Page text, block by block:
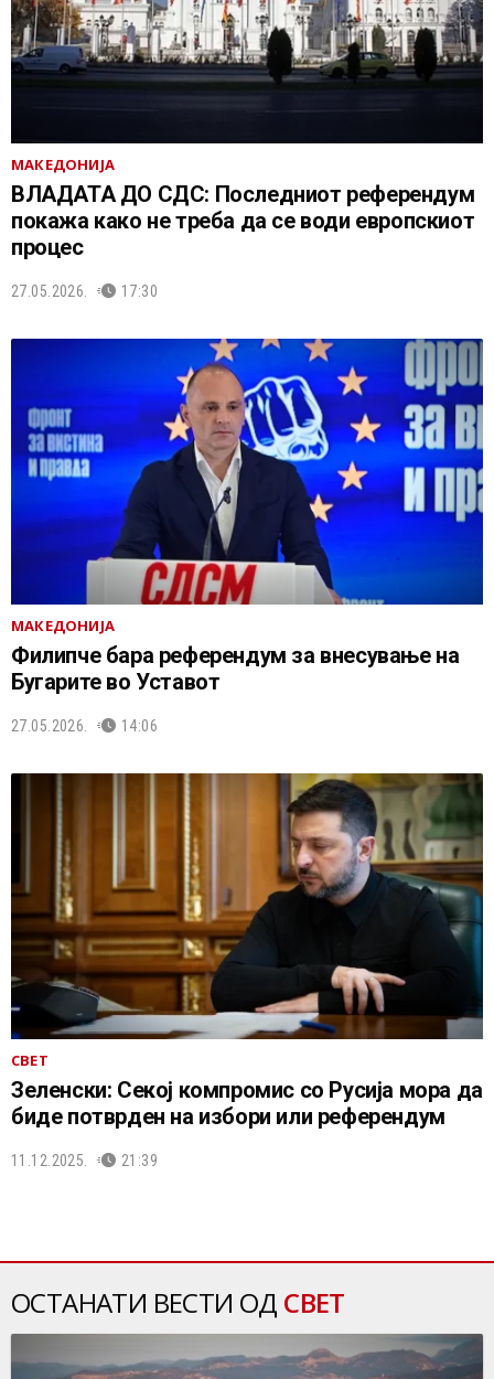
МАКЕДОНИЈА
ВЛАДАТА ДО СДС: Последниот референдум
покажа како не треба да се води европскиот
процес
27.05.2026. 17:30
МАКЕДОНИЈА
Филипче бара референдум за внесување на
Бугарите во Уставот
27.05.2026. 14:06
СВЕТ
Зеленски: Секој компромис со Русија мора да
биде потврден на избори или референдум
11.12.2025. 21:39
ОСТАНАТИ ВЕСТИ ОД СВЕТ